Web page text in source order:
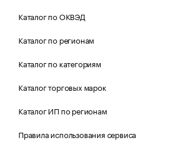
Каталог по ОКВЭД
Каталог по регионам
Каталог по категориям
Каталог торговых марок
Каталог ИП по регионам
Правила использования сервиса